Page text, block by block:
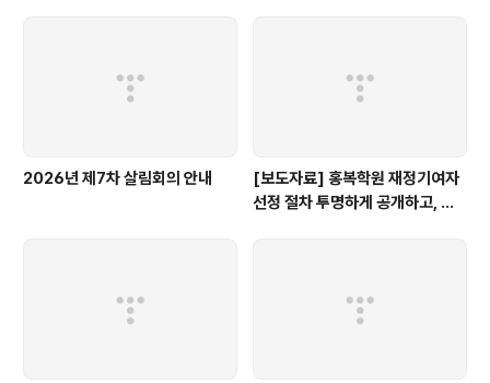
2026년 제7차 살림회의 안내
[보도자료] 홍복학원 재정기여자
선정 절차 투명하게 공개하고, 철